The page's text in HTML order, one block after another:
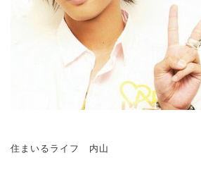
住まいるライフ 内山